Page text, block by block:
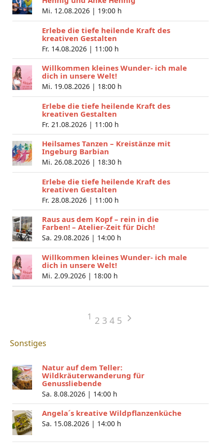
Mi. 12.08.2026 | 19:00 h
Erlebe die tiefe heilende Kraft des
kreativen Gestalten
Fr. 14.08.2026 | 11:00 h
Willkommen kleines Wunder- ich male
dich in unsere Welt!
Mi. 19.08.2026 | 18:00 h
Erlebe die tiefe heilende Kraft des
kreativen Gestalten
Fr. 21.08.2026 | 11:00 h
Heilsames Tanzen – Kreistänze mit
Ingeburg Barbian
Mi. 26.08.2026 | 18:30 h
Erlebe die tiefe heilende Kraft des
kreativen Gestalten
Fr. 28.08.2026 | 11:00 h
Raus aus dem Kopf – rein in die
Farben! – Atelier-Zeit für Dich!
Sa. 29.08.2026 | 14:00 h
Willkommen kleines Wunder- ich male
dich in unsere Welt!
Mi. 2.09.2026 | 18:00 h
1 2 3 4 5
Sonstiges
Natur auf dem Teller:
Wildkräuterwanderung für
Genussliebende
Sa. 8.08.2026 | 14:00 h
Angela´s kreative Wildpflanzenküche
Sa. 15.08.2026 | 14:00 h